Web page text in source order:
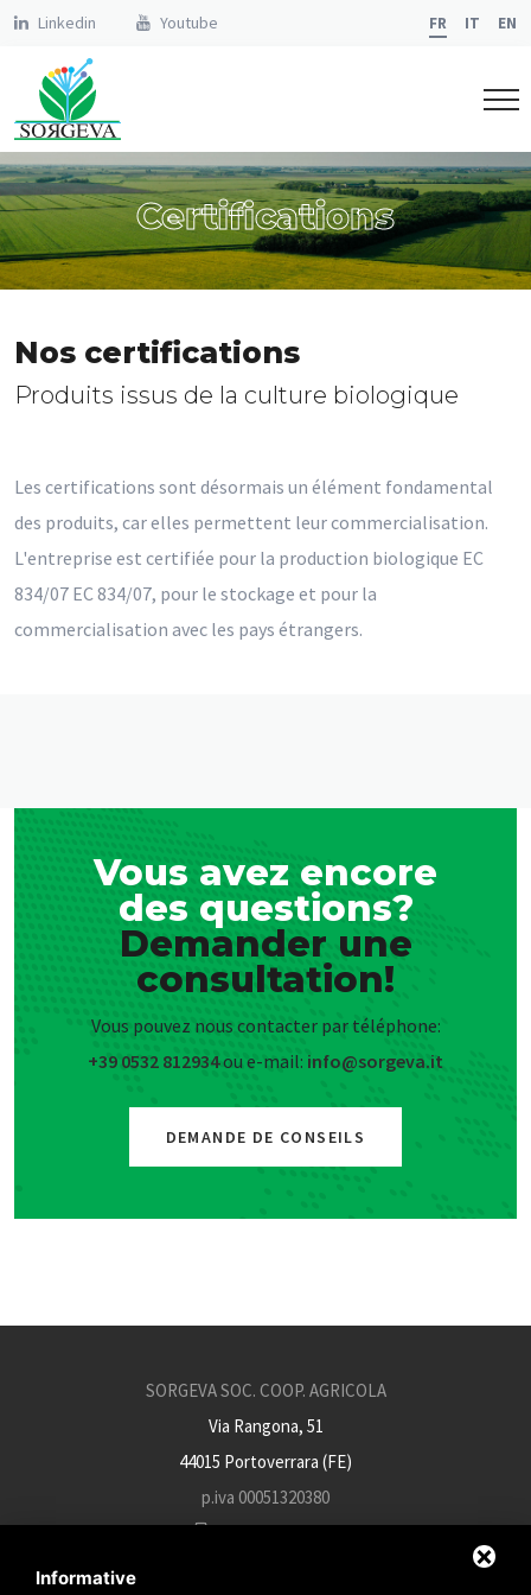
Linkedin Youtube FR IT EN
Certifications
Nos certifications
Produits issus de la culture biologique
Les certifications sont désormais un élément fondamental
des produits, car elles permettent leur commercialisation.
L'entreprise est certifiée pour la production biologique EC
834/07 EC 834/07, pour le stockage et pour la
commercialisation avec les pays étrangers.
Vous avez encore
des questions?
Demander une
consultation!
Vous pouvez nous contacter par téléphone:
+39 0532 812934ou e-mail: info@sorgeva.it
DEMANDE DE CONSEILS
SORGEVA SOC. COOP. AGRICOLA
Via Rangona, 51
44015 Portoverrara (FE)
p.iva 00051320380
+39 0532 812934
Informative